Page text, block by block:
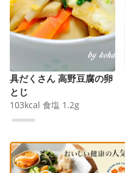
具だくさん 高野豆腐の卵
とじ
103kcal 食塩 1.2g